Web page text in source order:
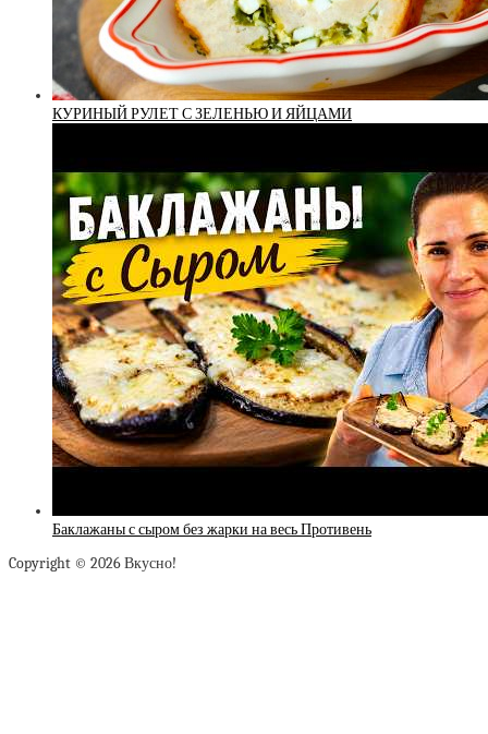
КУРИНЫЙ РУЛЕТ С ЗЕЛЕНЬЮ И ЯЙЦАМИ
Баклажаны с сыром без жарки на весь Противень
Copyright © 2026 Вкусно!